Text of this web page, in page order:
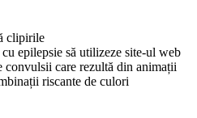
clipirile
epilepsie să utilizeze site-ul web
care rezultă din animații
riscante de culori